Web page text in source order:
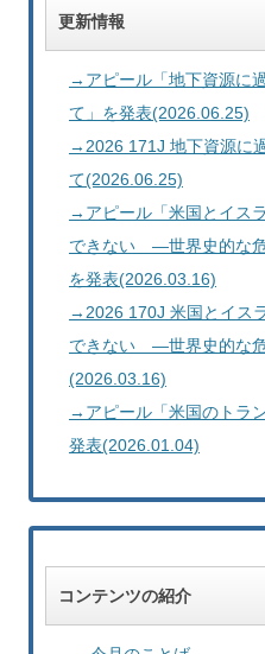
更新情報
→アピール「地下資源に
て」を発表(2026.06.25)
→2026 171J 地下資源に
て(2026.06.25)
→アピール「米国とイス
できない ―世界史的な危
を発表(2026.03.16)
→2026 170J 米国とイス
できない ―世界史的な
(2026.03.16)
→アピール「米国のトラ
発表(2026.01.04)
コンテンツの紹介